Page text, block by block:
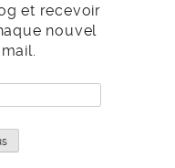
et recevoir
nouvel